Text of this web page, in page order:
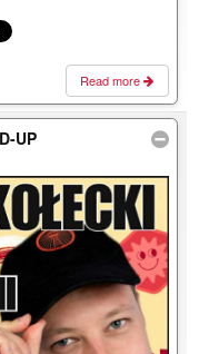
Read more
UP